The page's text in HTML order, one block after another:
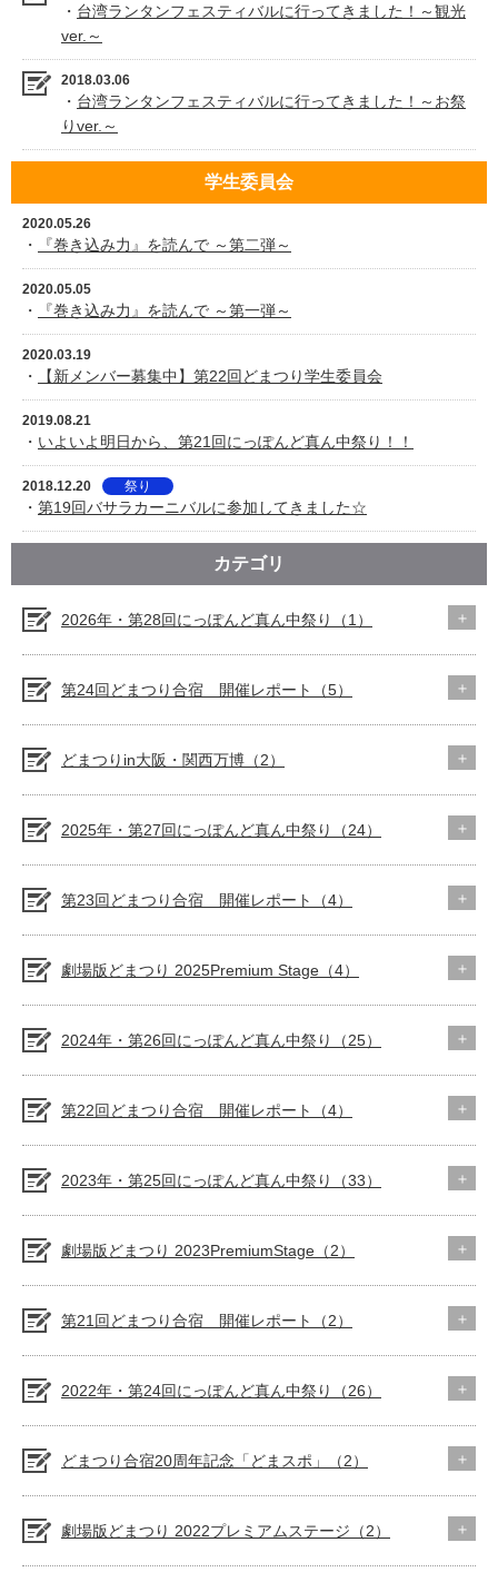
・ 台湾ランタンフェスティバルに行ってきました！～観光
ver.～
2018.03.06
・ 台湾ランタンフェスティバルに行ってきました！～お祭
りver.～
学生委員会
2020.05.26
・ 『巻き込み力』を読んで ～第二弾～
2020.05.05
・ 『巻き込み力』を読んで ～第一弾～
2020.03.19
・ 【新メンバー募集中】第22回どまつり学生委員会
2019.08.21
・ いよいよ明日から、第21回にっぽんど真ん中祭り！！
2018.12.20 祭り
・ 第19回バサラカーニバルに参加してきました☆
カテゴリ
2026年・第28回にっぽんど真ん中祭り（1）
第24回どまつり合宿 開催レポート（5）
どまつりin大阪・関西万博（2）
2025年・第27回にっぽんど真ん中祭り（24）
第23回どまつり合宿 開催レポート（4）
劇場版どまつり 2025Premium Stage（4）
2024年・第26回にっぽんど真ん中祭り（25）
第22回どまつり合宿 開催レポート（4）
2023年・第25回にっぽんど真ん中祭り（33）
劇場版どまつり 2023PremiumStage（2）
第21回どまつり合宿 開催レポート（2）
2022年・第24回にっぽんど真ん中祭り（26）
どまつり合宿20周年記念「どまスポ」（2）
劇場版どまつり 2022プレミアムステージ（2）